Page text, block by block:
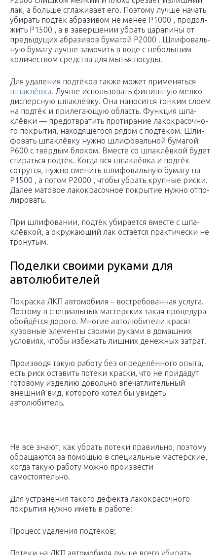
лак, а боль­ше сгла­жи­ва­ет его. Поэто­му луч­ше начать
уби­рать под­тёк абра­зи­вом не менее P1000 , про­дол­
жить P1500 , а в завер­ше­нии убрать цара­пи­ны от
преды­ду­щих абра­зи­вов бума­гой P2000 . Шли­фо­валь­
ную бума­гу луч­ше замо­чить в воде с неболь­шим
коли­че­ством сред­ства для мытья посу­ды.
Для уда­ле­ния под­тё­ков так­же может при­ме­нять­ся
шпа­клёв­ка. Луч­ше исполь­зо­вать финиш­ную мел­ко­
дис­перс­ную шпа­клёв­ку. Она нано­сит­ся тон­ким сло­ем
на под­тёк и при­ле­га­ю­щую область. Функ­ция шпа­
клёв­ки — предот­вра­тить про­ти­ра­ние лако­кра­соч­но­
го покры­тия, нахо­дя­ще­го­ся рядом с под­тё­ком. Шли­
фо­вать шпа­клёв­ку нуж­но шли­фо­валь­ной бума­гой
P600 с твёр­дым бло­ком. Вме­сте со шпа­клёв­кой будет
сти­рать­ся под­тёк. Когда вся шпа­клёв­ка и под­тёк
сотрут­ся, нуж­но сме­нить шли­фо­валь­ную бума­гу на
P1500 , а потом P2000 , что­бы убрать круп­ные рис­ки.
Далее мато­вое лако­кра­соч­ное покры­тие нуж­но отпо­
ли­ро­вать.
При шли­фо­ва­нии, под­тёк уби­ра­ет­ся вме­сте с шпа­
клёв­кой, а окру­жа­ю­щий лак оста­ёт­ся прак­ти­че­ски не
тро­ну­тым.
Поделки своими руками для
автолюбителей
Покраска ЛКП автомобиля – востребованная услуга.
Поэтому в специальных мастерских такая процедура
обойдётся дорого. Многие автолюбители красят
кузовные элементы своими руками в домашних
условиях, чтобы избежать лишних денежных затрат.
Производя такую работу без определённого опыта,
есть риск оставить потеки краски, что не придадут
готовому изделию довольно впечатлительный
внешний вид, которого хотел бы увидеть
автолюбитель.
Не все знают, как убрать потеки правильно, поэтому
обращаются за помощью в специальные мастерские,
когда такую работу можно произвести
самостоятельно.
Для устранения такого дефекта лакокрасочного
покрытия нужно иметь в работе:
Процесс удаления подтёков;
Потеки на ЛКП автомобиля лучше всего убирать